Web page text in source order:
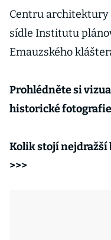
Centru architektury
sídle Institutu
Emauzského
Prohlédněte si
historické
Kolik stojí nejdražší
>>>